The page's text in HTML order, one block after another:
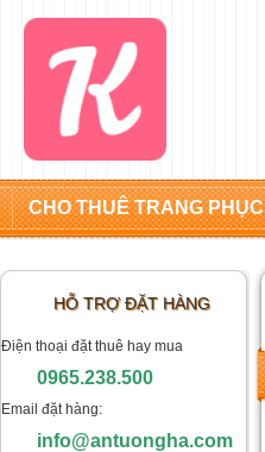
CHO THUÊ TRANG PHỤC
HỖ TRỢ ĐẶT HÀNG
Điện thoại đặt thuê hay mua
0965.238.500
Email đặt hàng:
info@antuongha.com